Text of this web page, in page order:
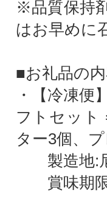
※品質保持
はお早めに
■お礼品の
・【冷凍便
フトセット
ター3個、
製造地:
賞味期限: